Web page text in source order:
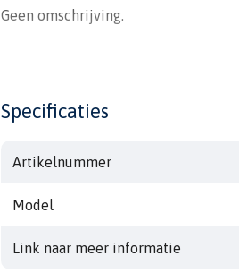
Geen omschrijving.
Specificaties
Artikelnummer
Model
Link naar meer informatie